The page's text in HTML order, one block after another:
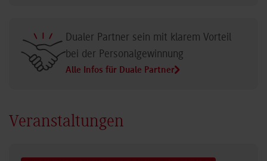
Dualer Partner sein mit klarem Vorteil
bei der Personalgewinnung
Alle Infos für Duale Partner
Veranstaltungen